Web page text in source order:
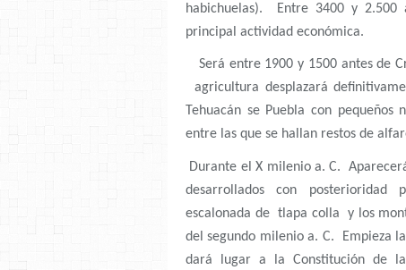
habichuelas). Entre 3400 y 2.500
principal actividad económica.
Será entre 1900 y 1500 antes de
agricultura desplazará
Tehuacán se Puebla con
entre las que se hallan restos de
Durante el X milenio a. C.
desarrollados con posterioridad
escalonada de tlapa colla y los
del segundo milenio a. C. Empieza
dará lugar a la Constitución de